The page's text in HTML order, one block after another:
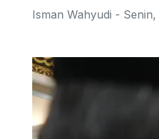
Isman Wahyudi - Senin,